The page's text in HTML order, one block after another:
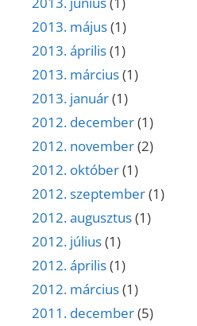
2013. május(1)
2013. április(1)
2013. március(1)
2013. január(1)
2012. december(1)
2012. november(2)
2012. október(1)
2012. szeptember(1)
2012. augusztus(1)
2012. július(1)
2012. április(1)
2012. március(1)
2011. december(5)